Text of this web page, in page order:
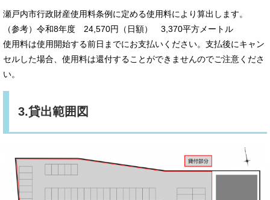
瀬戸内市行政財産使用料条例に定める使用料により算出します。
（参考）令和8年度 24,570円（日額） 3,370平方メートル
使用料は使用開始する前日までにお支払いください。支払後にキャン
セルした場合、使用料は還付することができませんのでご注意くださ
い。
3.貸出範囲図